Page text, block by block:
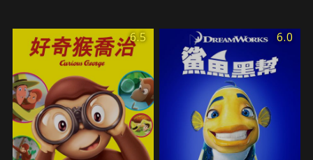
6.5 6.0